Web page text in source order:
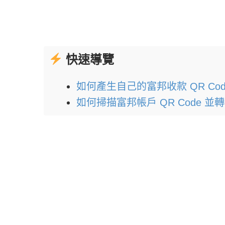
快速導覽
如何產生自己的富邦收款 QR
如何掃描富邦帳戶 QR Code 並轉